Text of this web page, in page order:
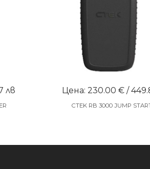
лв Цена: 230.00 € /
CTEK RB 3000 JUMP